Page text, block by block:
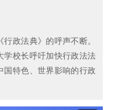
行政法典》的呼声不断。
学校长呼吁加快行政法法
国特色、世界影响的行政